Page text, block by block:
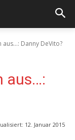
Danny DeVito?
aus…:
12. Januar 2015